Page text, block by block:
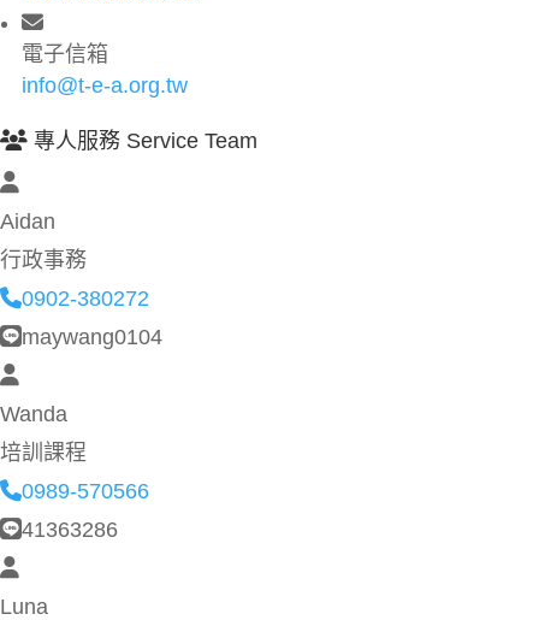
電子信箱
info@t-e-a.org.tw
專人服務 Service Team
Aidan
行政事務
0902-380272
maywang0104
Wanda
培訓課程
0989-570566
41363286
Luna